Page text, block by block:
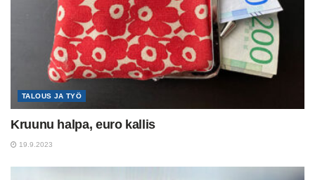
TALOUS JA TYÖ
Kruunu halpa, euro kallis
19.9.2023